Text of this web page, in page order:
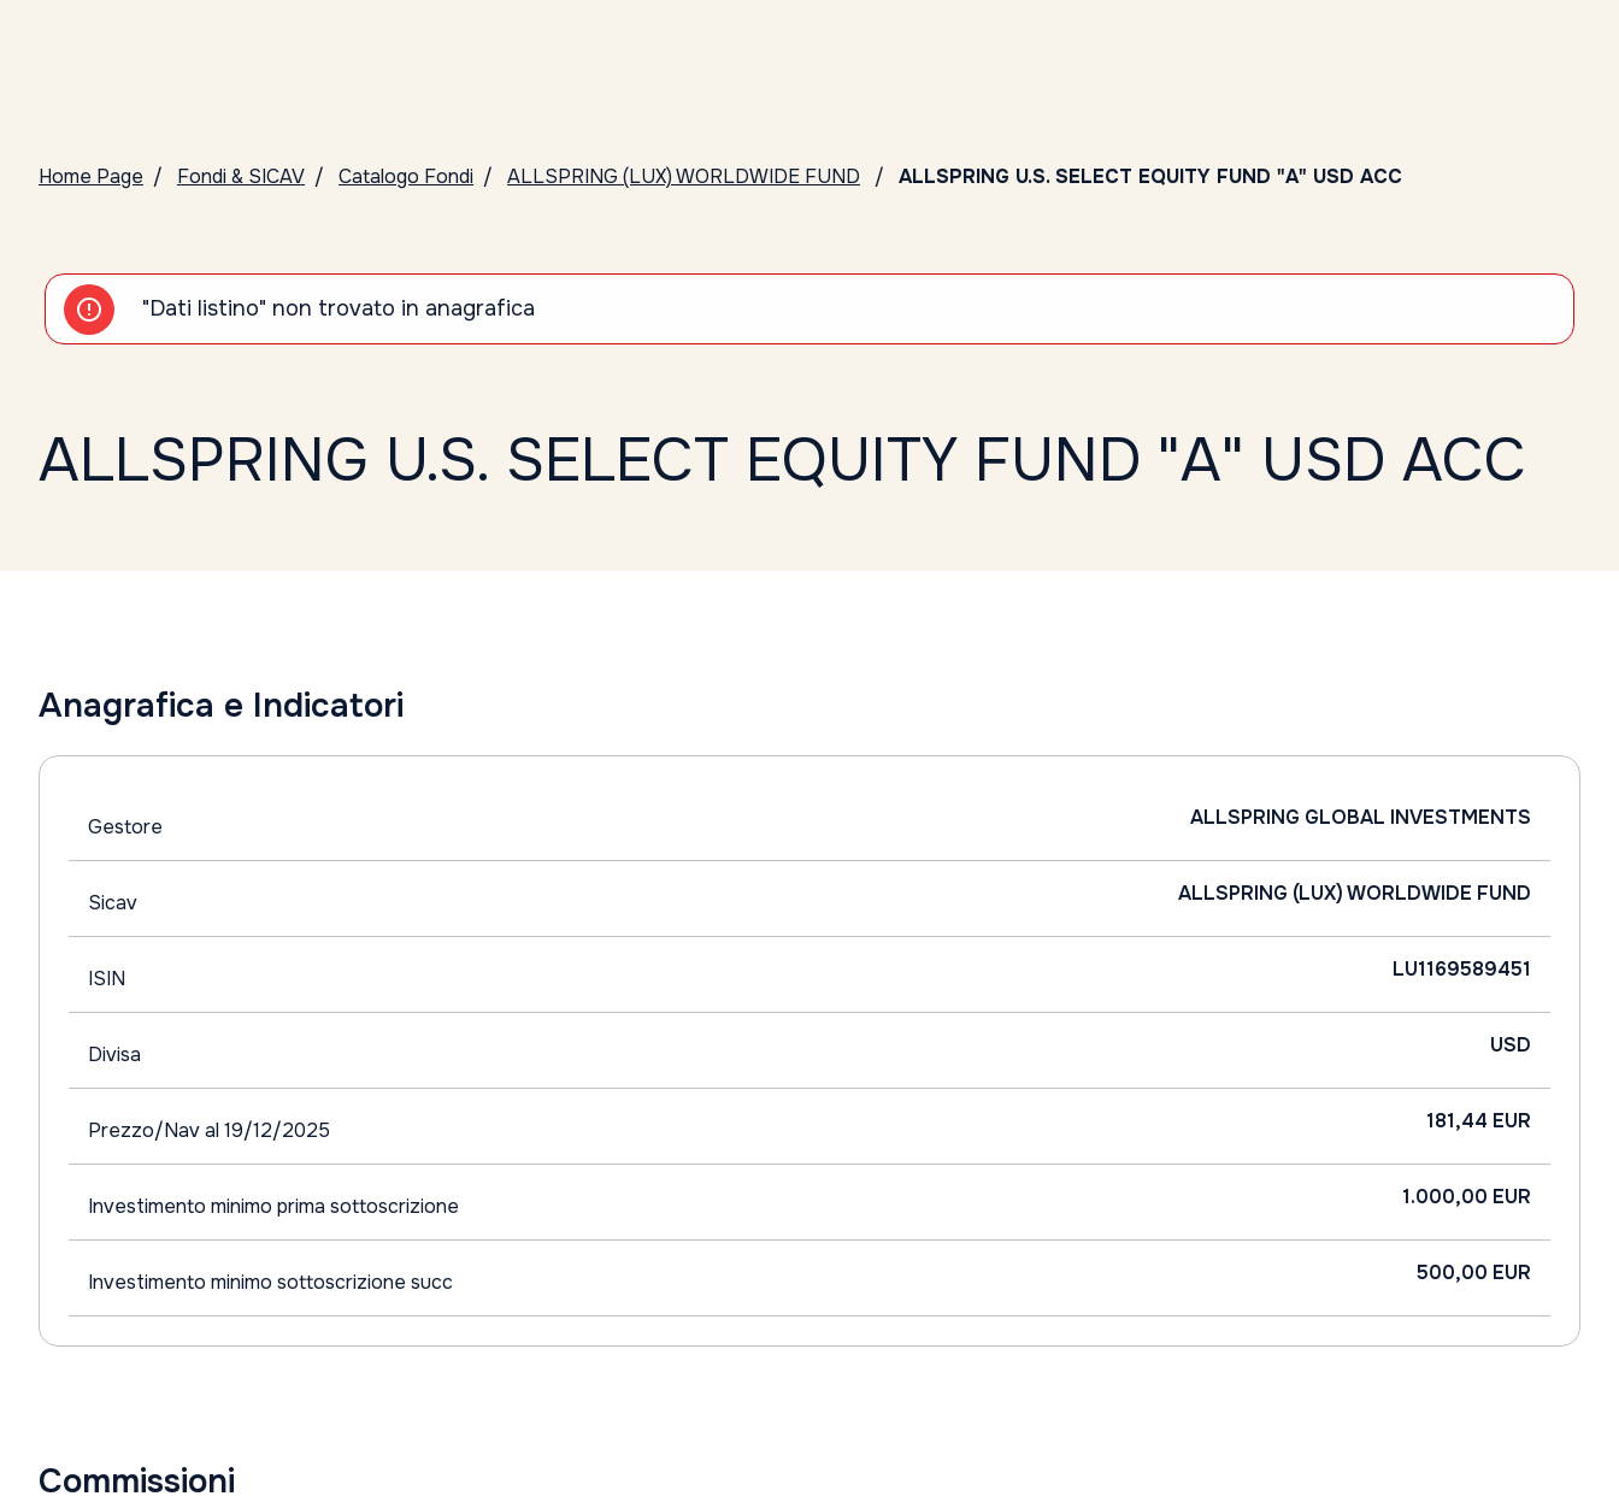
Home Page Fondi & SICAV Catalogo Fondi ALLSPRING (LUX) WORLDWIDE FUND ALLSPRING U.S. SELECT EQUITY FUND "A" USD ACC
"Dati listino" non trovato in anagrafica
ALLSPRING U.S. SELECT EQUITY FUND "A" USD ACC
Anagrafica e Indicatori
Gestore ALLSPRING GLOBAL INVESTMENTS
Sicav ALLSPRING (LUX) WORLDWIDE FUND
ISIN LU1169589451
Divisa USD
Prezzo/Nav al 19/12/2025 181,44 EUR
Investimento minimo prima sottoscrizione 1.000,00 EUR
Investimento minimo sottoscrizione succ 500,00 EUR
Commissioni